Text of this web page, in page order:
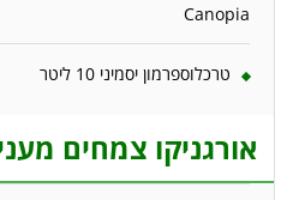
Canopia
טרכלוספרמון יסמיני 10 ליטר
אורגניקו צמחים